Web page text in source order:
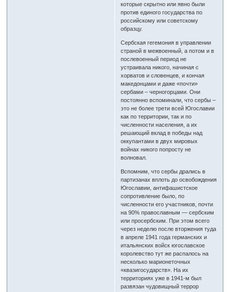
которые скрытно или явно были
против единого государства по
российскому или советскому
образцу.
Сербская гегемония в управлении
страной в межвоенный, а потом и в
послевоенный период не
устраивала никого, начиная с
хорватов и словенцев, и кончая
македонцами и даже «почти»
сербами – черногорцами. Они
постоянно вспоминали, что сербы –
это не более трети всей Югославии
как по территории, так и по
численности населения, а их
решающий вклад в победы над
оккупантами в двух мировых
войнах никого попросту не
волновал.
Вспомним, что сербы дрались в
партизанах вплоть до освобождения
Югославии, антифашистское
сопротивление было, по
численности его участников, почти
на 90% православным — сербским
или просербским. При этом всего
через неделю после вторжения туда
в апреле 1941 года германских и
итальянских войск югославское
королевство тут же распалось на
несколько марионеточных
«квазигосударств». На их
территориях уже в 1941-м был
развязан чудовищный террор